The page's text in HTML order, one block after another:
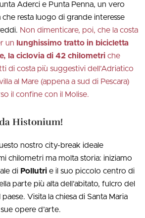
Aderci e Punta Penna, un vero
che resta luogo di grande interesse
Non dimenticare, poi, che la costa
un lunghissimo tratto in bicicletta
la ciclovia di 42 chilometri che
di costa più suggestivi dell’Adriatico
al Mare (appena a sud di Pescara)
il confine con il Molise.
Histonium!
nostro city-break ideale
chilometri ma molta storia: iniziamo
di Pollutri e il suo piccolo centro di
parte più alta dell’abitato, fulcro del
Visita la chiesa di Santa Maria
opere d’arte.